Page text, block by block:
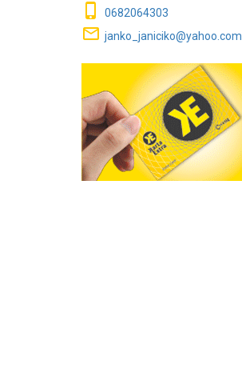
phone_iphone 0682064303
mail_outline janko_janiciko@yahoo.com